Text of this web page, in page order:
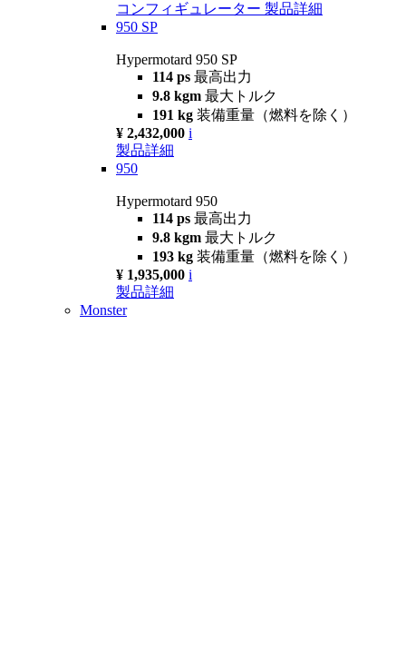
コンフィギュレーター 製品詳細
950 SP
Hypermotard 950 SP
114 ps 最高出力
9.8 kgm 最大トルク
191 kg 装備重量（燃料を除く）
¥ 2,432,000 i
製品詳細
950
Hypermotard 950
114 ps 最高出力
9.8 kgm 最大トルク
193 kg 装備重量（燃料を除く）
¥ 1,935,000 i
製品詳細
Monster